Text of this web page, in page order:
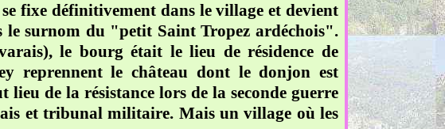
fixe définitivement dans le village et devient
surnom du "petit Saint Tropez ardéchois".
le bourg était le lieu de résidence de
reprennent le château dont le donjon est
de la résistance lors de la seconde guerre
et tribunal militaire. Mais un village où les